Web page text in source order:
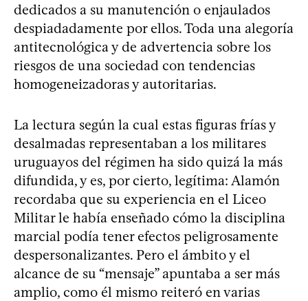
dedicados a su manutención o enjaulados
despiadadamente por ellos. Toda una alegoría
antitecnológica y de advertencia sobre los
riesgos de una sociedad con tendencias
homogeneizadoras y autoritarias.
La lectura según la cual estas figuras frías y
desalmadas representaban a los militares
uruguayos del régimen ha sido quizá la más
difundida, y es, por cierto, legítima: Alamón
recordaba que su experiencia en el Liceo
Militar le había enseñado cómo la disciplina
marcial podía tener efectos peligrosamente
despersonalizantes. Pero el ámbito y el
alcance de su “mensaje” apuntaba a ser más
amplio, como él mismo reiteró en varias